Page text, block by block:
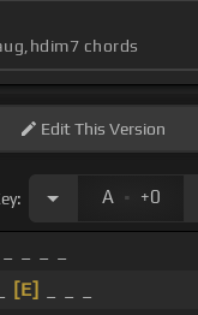
chords
EditThis Version
A . +0
[E]